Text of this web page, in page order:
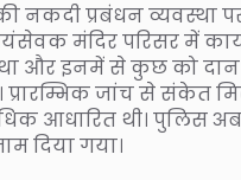
प्रबंधन व्यवस्था
मंदिर परिसर में
था और इनमें से कुछ को
जांच से संकेत
आधारित थी। पुलिस
दिया गया।